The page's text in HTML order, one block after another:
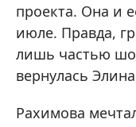
проекта. Она и
июле. Правда,
лишь частью
вернулась
Рахимова